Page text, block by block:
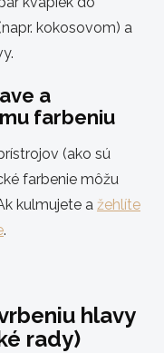
kokosovom) a
a
farbeniu
(ako sú
farbenie môžu
kulmujete a žehlíte
.
hlavy
rady)